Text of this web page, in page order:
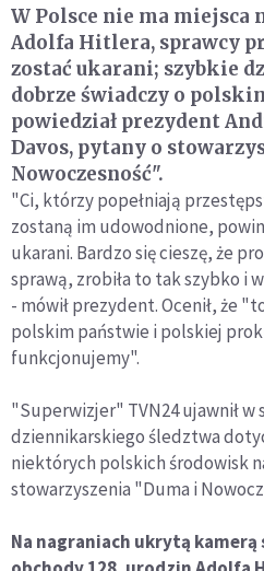
W Polsce nie ma
Adolfa Hitlera, sprawcy
zostać ukarani; szybkie
dobrze świadczy o
powiedział prezydent
Davos, pytany o
Nowoczesność".
"Ci, którzy popełniają
zostaną im udowodnione,
ukarani. Bardzo się cieszę, że
sprawą, zrobiła to tak szybko i
- mówił prezydent. Ocenił, że
polskim państwie i polskiej
funkcjonujemy".
"Superwizjer" TVN24 ujawnił w
dziennikarskiego śledztwa
niektórych polskich środowisk
stowarzyszenia "Duma i
Na nagraniach ukrytą kamerą